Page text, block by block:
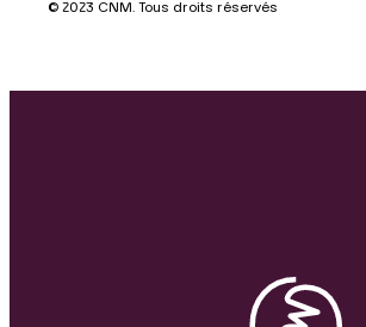
© 2023 CNM. Tous droits réservés